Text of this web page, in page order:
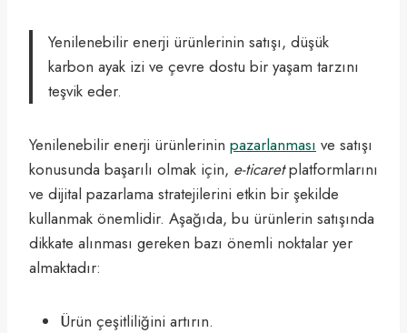
Yenilenebilir enerji ürünlerinin satışı, düşük
karbon ayak izi ve çevre dostu bir yaşam tarzını
teşvik eder.
Yenilenebilir enerji ürünlerinin pazarlanması ve satışı
konusunda başarılı olmak için, e-ticaretplatformlarını
ve dijital pazarlama stratejilerini etkin bir şekilde
kullanmak önemlidir. Aşağıda, bu ürünlerin satışında
dikkate alınması gereken bazı önemli noktalar yer
almaktadır:
Ürün çeşitliliğini artırın.